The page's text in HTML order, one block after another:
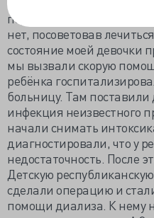
педиатра. Он заявил, что
нет, посоветовав
состояние моей девочки
мы вызвали скорую
ребёнка
больницу. Там
инфекция неизвестного
начали снимать
диагностировали, что у
недостаточность. После
Детскую
сделали операцию и
помощи диализа. К нему